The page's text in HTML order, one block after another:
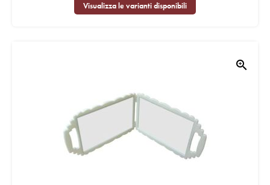
Visualizza le varianti disponibili
zoom_in